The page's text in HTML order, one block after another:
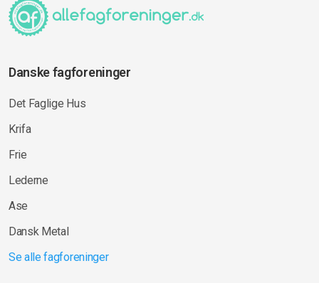
Danske fagforeninger
Det Faglige Hus
Krifa
Frie
Lederne
Ase
Dansk Metal
Se alle fagforeninger